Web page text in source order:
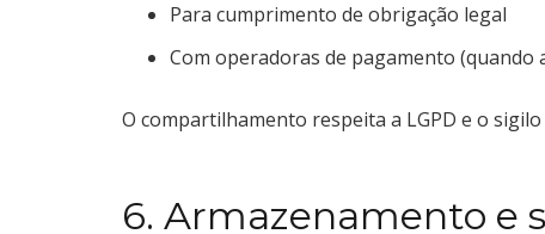
Para cumprimento de obrigação legal
Com operadoras de pagamento (quando
O compartilhamento respeita a LGPD e o
6. Armazenamento e